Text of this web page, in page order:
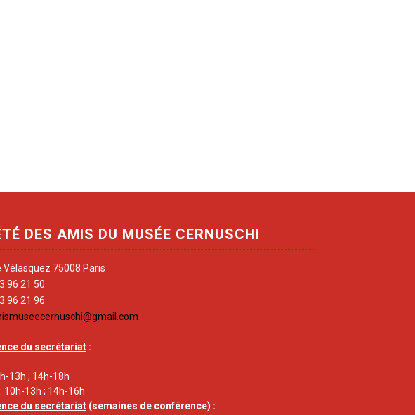
DES AMIS DU MUSÉE CERNUSCHI
Vélasquez 75008 Paris
96 21 50
96 21 96
du secrétariat :
13h ; 14h-18h
10h-13h ; 14h-16h
du secrétariat (semaines de conférence) :